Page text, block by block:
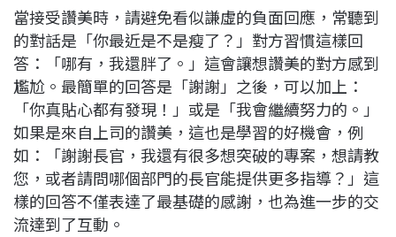
當接受讚美時，請避免看似謙虛的負面回應，常聽到
的對話是「你最近是不是瘦了？」對方習慣這樣回
答：「哪有，我還胖了。」這會讓想讚美的對方感到
尷尬。最簡單的回答是「謝謝」之後，可以加上：
「你真貼心都有發現！」或是「我會繼續努力的。」
如果是來自上司的讚美，這也是學習的好機會，例
如：「謝謝長官，我還有很多想突破的專案，想請教
您，或者請問哪個部門的長官能提供更多指導？」這
樣的回答不僅表達了最基礎的感謝，也為進一步的交
流達到了互動。